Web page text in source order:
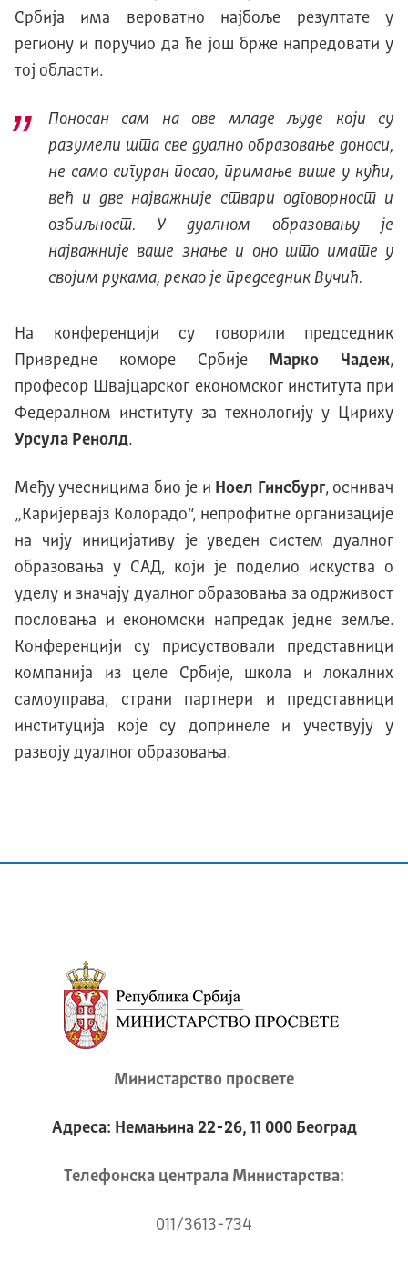
Србија има вероватно најбоље резултате у
региону и поручио да ће још брже напредовати у
тој области.
Поносан сам на ове младе људе који су
разумели шта све дуално образовање доноси,
не само сигуран посао, примање више у кући,
већ и две најважније ствари одговорност и
озбиљност. У дуалном образовању је
најважније ваше знање и оно што имате у
својим рукама, рекао је председник Вучић.
На конференцији су говорили председник
Привредне коморе Србије Марко Чадеж,
професор Швајцарског економског института при
Федералном институту за технологију у Цириху
Урсула Ренолд.
Међу учесницима био је и Ноел Гинсбург, оснивач
„Каријервајз Колорадо“, непрофитне организације
на чију иницијативу је уведен систем дуалног
образовања у САД, који је поделио искуства о
уделу и значају дуалног образовања за одрживост
пословања и економски напредак једне земље.
Конференцији су присуствовали представници
компанија из целе Србије, школа и локалних
самоуправа, страни партнери и представници
институција које су допринеле и учествују у
развоју дуалног образовања.
Министарство просвете
Адреса: Немањина 22-26, 11 000 Београд
Телeфонска централа Mинистарства:
011/3613-734